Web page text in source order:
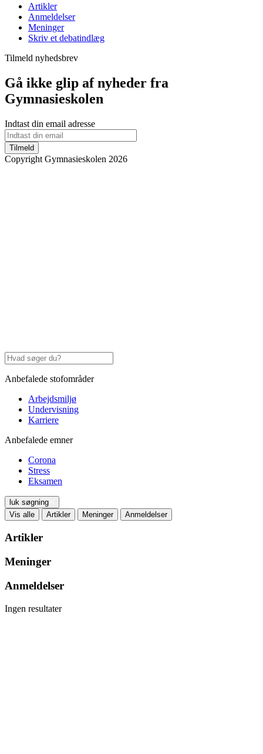
Artikler
Anmeldelser
Meninger
Skriv et debatindlæg
Tilmeld nyhedsbrev
Gå ikke glip af nyheder fra
Gymnasieskolen
Indtast din email adresse
Tilmeld
Copyright Gymnasieskolen 2026
Anbefalede stofområder
Arbejdsmiljø
Undervisning
Karriere
Anbefalede emner
Corona
Stress
Eksamen
luk søgning
Vis alle
Artikler Meninger Anmeldelser
Artikler
Meninger
Anmeldelser
Ingen resultater